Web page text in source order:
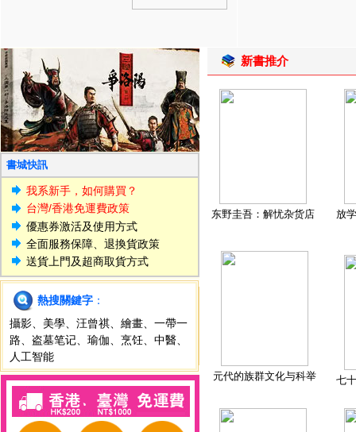
書城快訊
我系新手，如何購買？
台灣/香港免運費政策
優惠券激活及使用方式
全面服務保障、退換貨政策
送貨上門及超商取貨方式
熱搜關鍵字 ：
攝影
美學 汪曾祺 繪畫
一帶一
路
盗墓笔记 瑜伽 烹饪 中醫
人工智能
新書推介
东野圭吾：解忧杂货店 放
元代的族群文化与科举 七